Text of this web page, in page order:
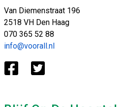
Van Diemenstraat 196
2518 VH Den Haag
070 365 52 88
info@voorall.nl